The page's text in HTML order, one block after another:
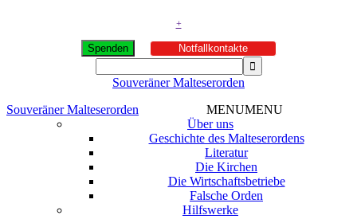
+
Spenden Notfallkontakte
Souveräner Malteserorden
Souveräner Malteserorden
MENUMENU
Über uns
Geschichte des Malteserordens
Literatur
Die Kirchen
Die Wirtschaftsbetriebe
Falsche Orden
Hilfswerke